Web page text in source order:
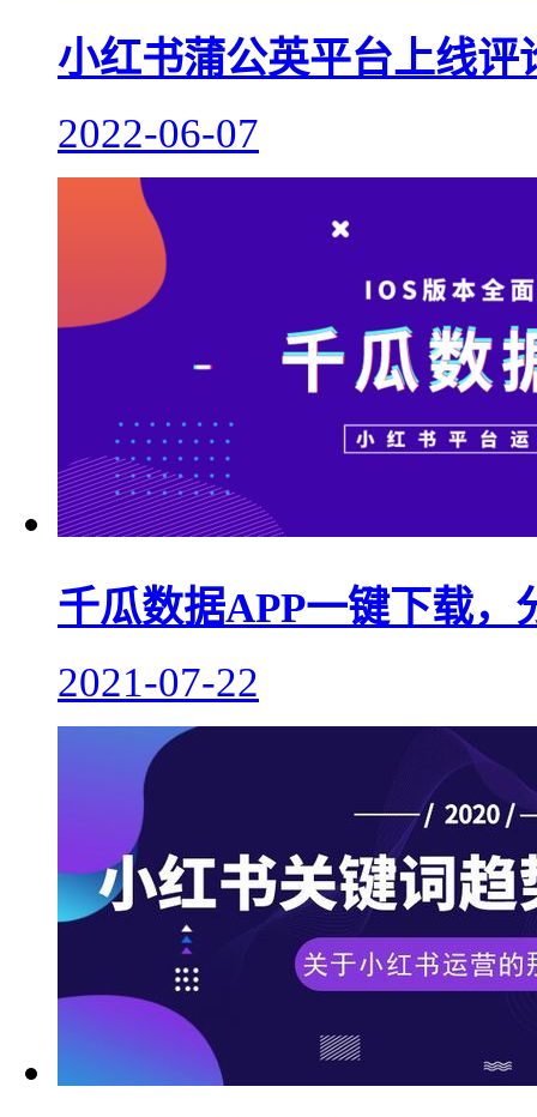
小红书蒲公英平台上线评
2022-06-07
千瓜数据APP一键下载，
2021-07-22